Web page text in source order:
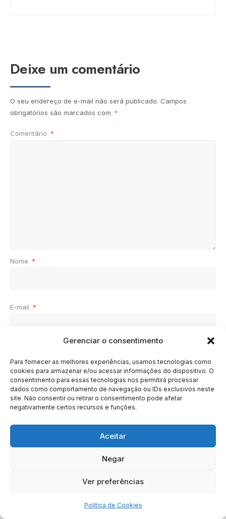
Gerenciar o consentimento
Para fornecer as melhores experiências, usamos tecnologias como
cookies para armazenar e/ou acessar informações do dispositivo. O
consentimento para essas tecnologias nos permitirá processar
dados como comportamento de navegação ou IDs exclusivos neste
site. Não consentir ou retirar o consentimento pode afetar
negativamente certos recursos e funções.
Aceitar
Negar
Ver preferências
Política de Cookies
Deixe um comentário
O seu endereço de e-mail não será publicado. Campos
obrigatórios são marcados com *
Comentário *
Nome *
E-mail *
SOBRE BRASIL
Copyright © 2020 - 2023 | Arresala Noticias™